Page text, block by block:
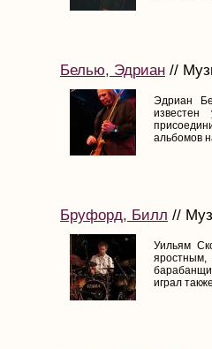
Белью, Эдриан //
Эдриан
альбомов
Бруфорд, Билл //
Уильям
играл